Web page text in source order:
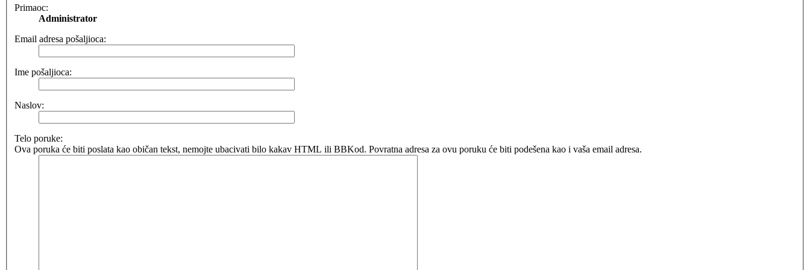
Primaoc:
Administrator
Email adresa pošaljioca:
Ime pošaljioca:
Naslov:
Telo poruke:
Ova poruka će biti poslata kao običan tekst, nemojte ubacivati bilo kakav HTML ili BBKod. Povratna adresa za ovu poruku će biti podešena kao i vaša email adresa.